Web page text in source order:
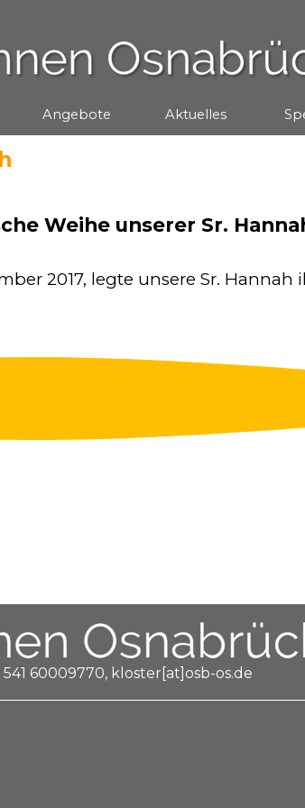
Menü überspringen
▼
Angebote ▼
Aktuelles
Weihe unserer Sr.
2017, legte unsere Sr.
541 60009770, kloster[at]osb-os.de